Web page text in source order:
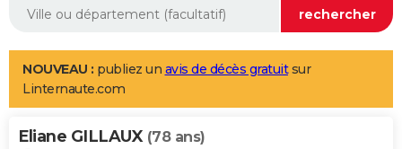
Aménagement intérieur
LIFESTYLE
Art de vivre
Bien-être
Loisirs
Mode
Modes de vie
Alimentation
Guide de la santé
Maladies
Médicaments
Sommeil
VOYAGE
NOUVEAU : publiez un avis de décès gratuitsur
Linternaute.com
Eliane GILLAUX (78 ans)